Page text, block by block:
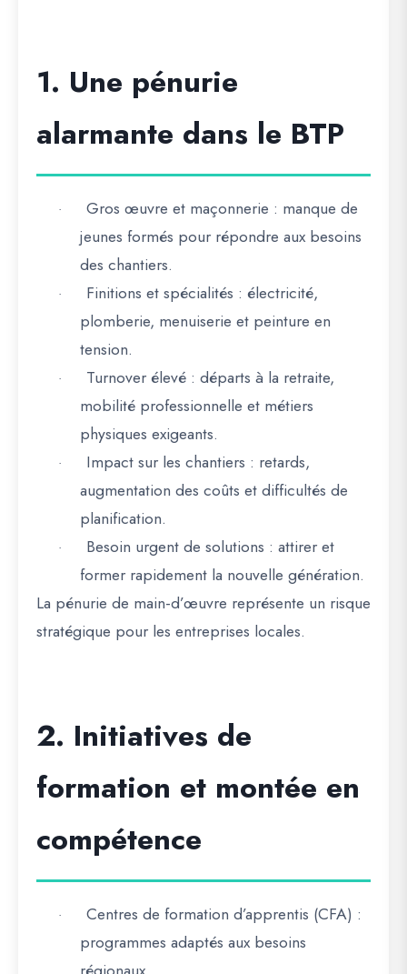
1. Une pénurie
alarmante dans le BTP
· Gros œuvre et maçonnerie : manque de
jeunes formés pour répondre aux besoins
des chantiers.
· Finitions et spécialités : électricité,
plomberie, menuiserie et peinture en
tension.
· Turnover élevé : départs à la retraite,
mobilité professionnelle et métiers
physiques exigeants.
· Impact sur les chantiers : retards,
augmentation des coûts et difficultés de
planification.
· Besoin urgent de solutions : attirer et
former rapidement la nouvelle génération.
La pénurie de main-d’œuvre représente un risque
stratégique pour les entreprises locales.
2. Initiatives de
formation et montée en
compétence
· Centres de formation d’apprentis (CFA) :
programmes adaptés aux besoins